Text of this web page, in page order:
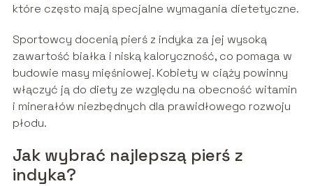
które często mają specjalne wymagania dietetyczne.
Sportowcy docenią pierś z indyka za jej wysoką
zawartość białka i niską kaloryczność, co pomaga w
budowie masy mięśniowej. Kobiety w ciąży powinny
włączyć ją do diety ze względu na obecność witamin
i minerałów niezbędnych dla prawidłowego rozwoju
płodu.
Jak wybrać najlepszą pierś z
indyka?